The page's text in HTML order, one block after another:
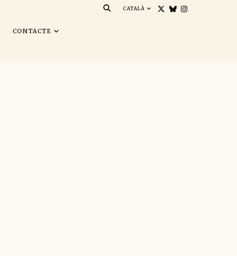
CONTACTE
CATALÀ